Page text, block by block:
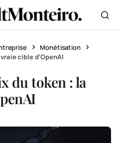
Monétisation
cible d’OpenAI
du token : la